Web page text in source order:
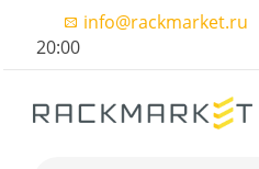
info@rackmarket.ru
20:00